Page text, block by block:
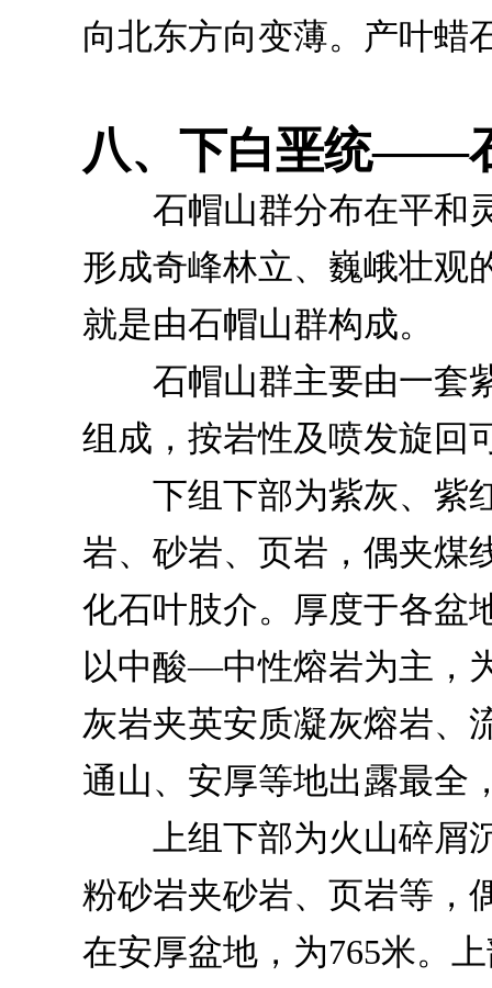
向北东方向变薄。产叶蜡
八、下白垩统——
石帽山群分布在平和灵
形成奇峰林立、巍峨壮
就是由石帽山群构成。
石帽山群主要由一套紫
组成，按岩性及喷发旋回
下组下部为紫灰、紫红
岩、砂岩、页岩，偶夹煤
化石叶肢介。厚度于各盆
以中酸—中性熔岩为主，
灰岩夹英安质凝灰熔岩、
通山、安厚等地出露最全
上组下部为火山碎屑沉
粉砂岩夹砂岩、页岩等，
在安厚盆地，为765米。